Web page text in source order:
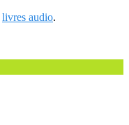
livres audio.